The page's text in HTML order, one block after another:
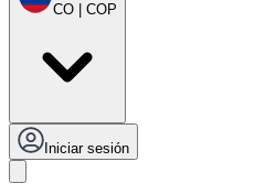
CO | COP
Iniciar sesión